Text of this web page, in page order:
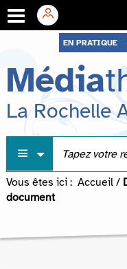
menu
contenu
recherche
EN PRATIQUE
Média
La Rochelle
Vous êtes ici : Accueil /
document